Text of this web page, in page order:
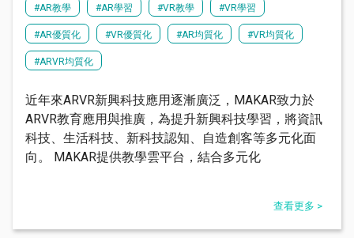
#AR教學 #AR學習 #VR教學 #VR學習
#AR優質化 #VR優質化 #AR均質化 #VR均質化
#ARVR均質化
近年來ARVR新興科技應用逐漸廣泛，MAKAR致力於
ARVR教育應用與推廣，為提升新興科技學習，將資訊
科技、生活科技、新科技認知、自造創客等多元化面
向。 MAKAR提供教學雲平台，結合多元化
查看更多 >